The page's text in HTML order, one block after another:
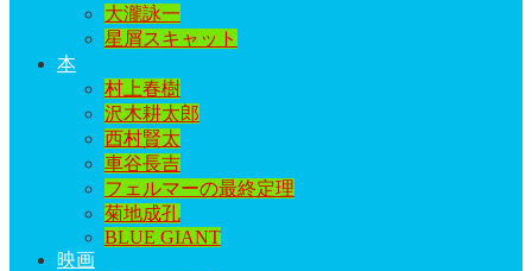
大瀧詠一
星屑スキャット
本
村上春樹
沢木耕太郎
西村賢太
車谷長吉
フェルマーの最終定理
菊地成孔
BLUE GIANT
映画